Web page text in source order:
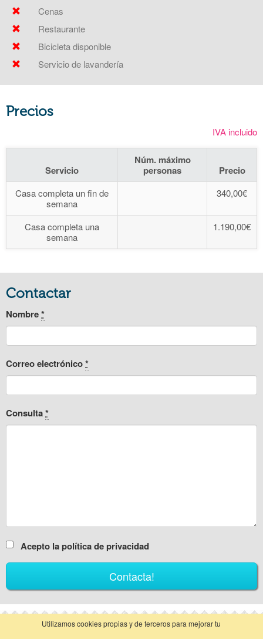
Cenas
Restaurante
Bicicleta disponible
Servicio de lavandería
Precios
IVA incluido
Servicio
Núm. máximo
personas
Precio
Casa completa un fin de
semana
340,00€
Casa completa una
semana
1.190,00€
Contactar
Nombre*
Correo electrónico*
Consulta*
Acepto la política de privacidad
Utilizamos cookies propias y de terceros para mejorar tu